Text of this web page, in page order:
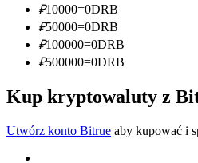
Zostań traderem kopiującym
Ciesz się podziałem zysków i
₽10000=0DRB
₽50000=0DRB
₽100000=0DRB
₽500000=0DRB
Kup kryptowaluty z
Utwórz konto Bitrue aby kupować i